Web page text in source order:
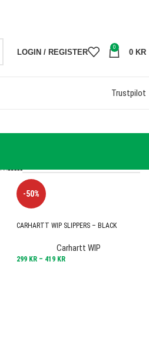
LOGIN / REGISTER
0
0 KR
Trustpilot
-50%
CARHARTT WIP SLIPPERS – BLACK
Carhartt WIP
299 KR – 419 KR